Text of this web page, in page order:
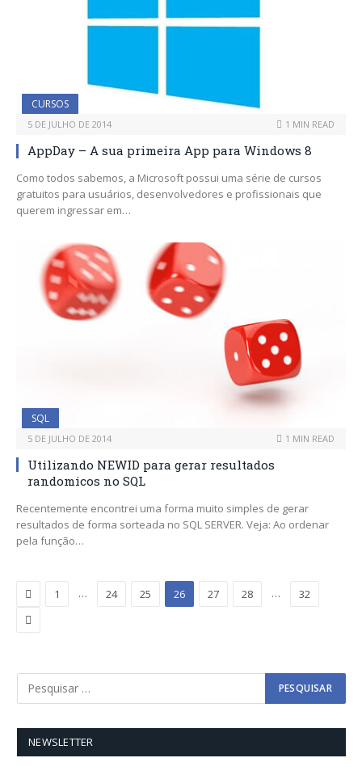
CURSOS
5 DE JULHO DE 2014 1 MIN READ
AppDay – A sua primeira App para Windows 8
Como todos sabemos, a Microsoft possui uma série de cursos
gratuitos para usuários, desenvolvedores e profissionais que
querem ingressar em…
SQL
5 DE JULHO DE 2014 1 MIN READ
Utilizando NEWID para gerar resultados
randomicos no SQL
Recentemente encontrei uma forma muito simples de gerar
resultados de forma sorteada no SQL SERVER. Veja: Ao ordenar
pela função…
Previous
1 … 24 25 26 27 28 … 32
Next
NEWSLETTER